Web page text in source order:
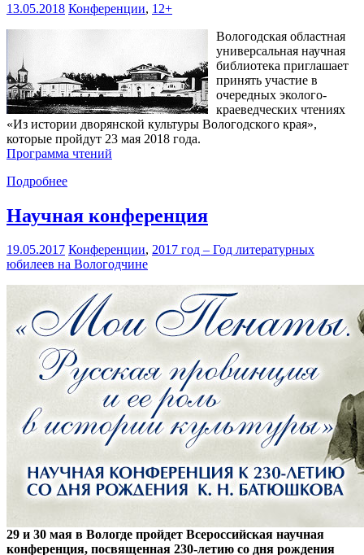
13.05.2018 Конференции, 12+
Вологодская областная
универсальная научная
библиотека приглашает
принять участие в
очередных эколого-
краеведческих чтениях
«Из истории дворянской культуры Вологодского края»,
которые пройдут 23 мая 2018 года.
Программа чтений
Подробнее
Научная конференция
19.05.2017 Конференции, 2017 год – Год литературных
юбилеев на Вологодчине
29 и 30 мая в Вологде пройдет Всероссийская научная
конференция, посвященная 230-летию со дня рождения